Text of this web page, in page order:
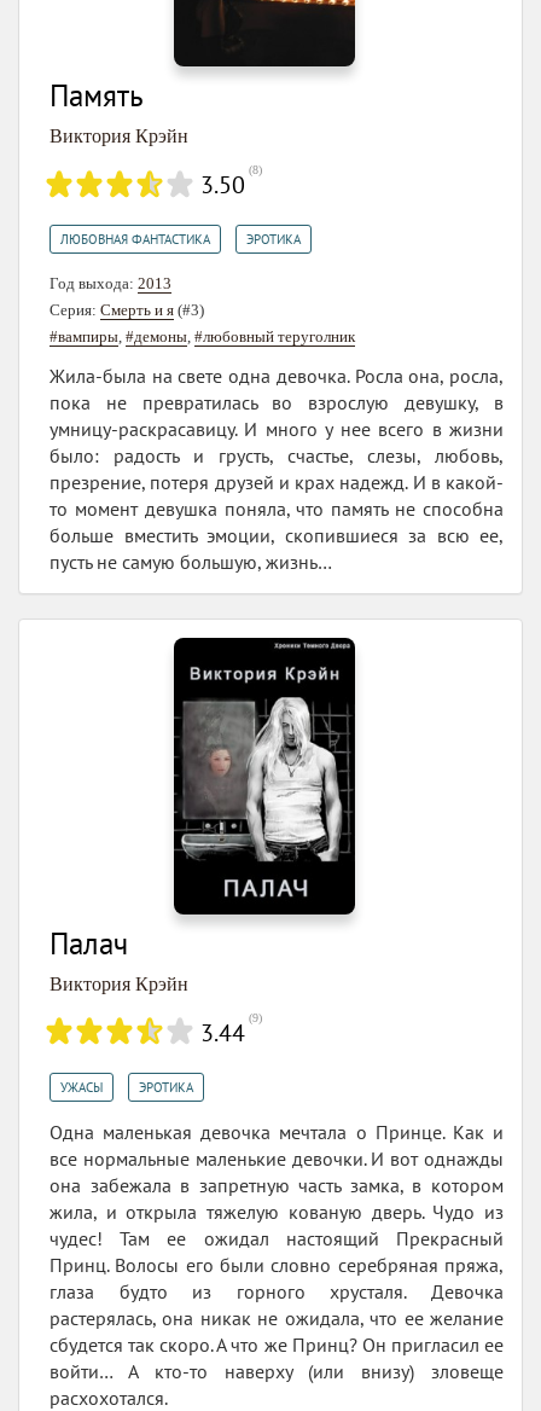
Память
Виктория Крэйн
3.50 (8)
ЛЮБОВНАЯ ФАНТАСТИКА ЭРОТИКА
Год выхода: 2013
Серия: Смерть и я (#3)
#вампиры, #демоны, #любовный теруголник
Жила-была на свете одна девочка. Росла она, росла,
пока не превратилась во взрослую девушку, в
умницу-раскрасавицу. И много у нее всего в жизни
было: радость и грусть, счастье, слезы, любовь,
презрение, потеря друзей и крах надежд. И в какой-
то момент девушка поняла, что память не способна
больше вместить эмоции, скопившиеся за всю ее,
пусть не самую большую, жизнь…
Палач
Виктория Крэйн
3.44 (9)
УЖАСЫ ЭРОТИКА
Одна маленькая девочка мечтала о Принце. Как и
все нормальные маленькие девочки. И вот однажды
она забежала в запретную часть замка, в котором
жила, и открыла тяжелую кованую дверь. Чудо из
чудес! Там ее ожидал настоящий Прекрасный
Принц. Волосы его были словно серебряная пряжа,
глаза будто из горного хрусталя. Девочка
растерялась, она никак не ожидала, что ее желание
сбудется так скоро. А что же Принц? Он пригласил ее
войти… А кто-то наверху (или внизу) зловеще
расхохотался.